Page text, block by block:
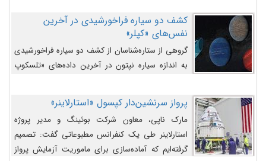
کشف دو سیاره فراخورشیدی در آخرین
نفس‌های «کپلر»
گروهی از ستاره‌شناسان از کشف دو سیاره فراخورشیدی
به اندازه سیاره نپتون در آخرین داده‌های «تلسکوپ
پرواز سرنشین‌دار کپسول «استارلاینر»
مارک ناپی، معاون شرکت بوئینگ و مدیر پروژه
استارلاینر طی یک کنفرانس مطبوعاتی گفت: تصمیم
گرفته‌ایم که آماده‌سازی برای ماموریت آزمایش پرواز